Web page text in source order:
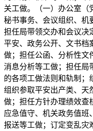
关工做。（一）办公室（
秘书事务、会议组织、机
担任局带领交办和会议决
平安、政务公开、文书档
做；担任公函、分析性文
消息分析等工做；担任局
的各项工做法则和轨制；
组织参取平安出产类、天
做；担任方针办理绩效查
应急值守、机关政务值班
报送等工做；订定变乱灾